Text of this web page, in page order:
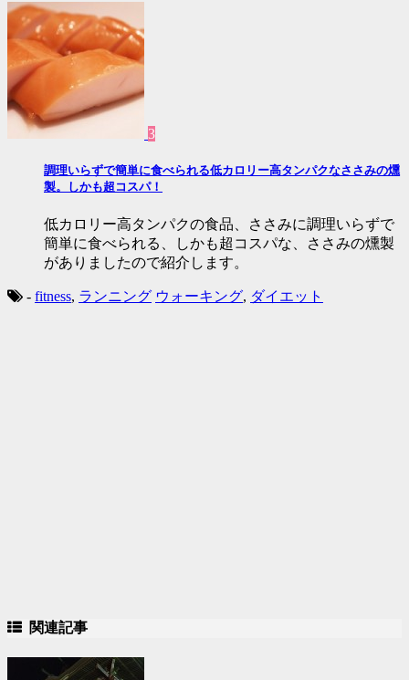
3
調理いらずで簡単に食べられる低カロリー高タンパクなささみの燻
製。しかも超コスパ！
低カロリー高タンパクの食品、ささみに調理いらずで
簡単に食べられる、しかも超コスパな、ささみの燻製
がありましたので紹介します。
- fitness, ランニング ウォーキング, ダイエット
関連記事